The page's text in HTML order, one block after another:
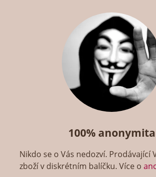
100% anonymita
Nikdo se o Vás nedozví. Prodávající
zboží v diskrétním balíčku. Více o